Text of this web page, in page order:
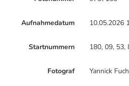
Aufnahmedatum 10.05.2026
Startnummern 180, 09, 53,
Fotograf Yannick